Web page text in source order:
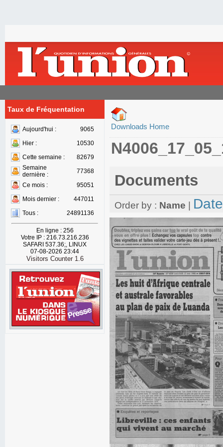
Taux de Fréquentation
Aujourd'hui :
9065
Hier :
10530
Cette semaine :
82679
Semaine
dernière :
77368
Ce mois :
95051
Mois dernier :
447011
Tous :
24891136
En ligne : 256
Votre IP : 216.73.216.236
SAFARI 537.36;, LINUX
07-08-2026 23:44
Visitors Counter 1.6
Downloads Home
Documents
Order by : Name Date